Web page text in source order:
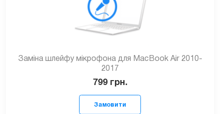
Заміна шлейфу мікрофона для MacBook Air 2010-
2017
799 грн.